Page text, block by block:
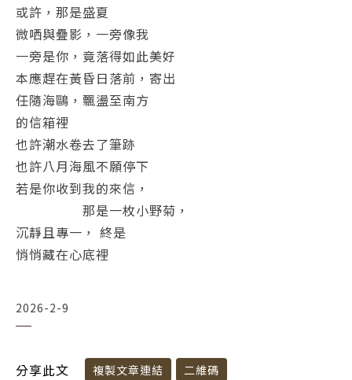
或許，那是盛夏
微哂與疊影，一旁像我
一旁是你，竟落得如此美好
本應趕在黃昏日落前，寄出
任隨海鷗，飄盪至南方
的信箱裡
也許潮水卷去了筆跡
也許八月海風不願停下
若是你收到我的來信，
那是一枚小野菊，
沉靜且專一， 終是
悄悄藏在心底裡
2026-2-9
分享此文 複製文章連結 二維碼